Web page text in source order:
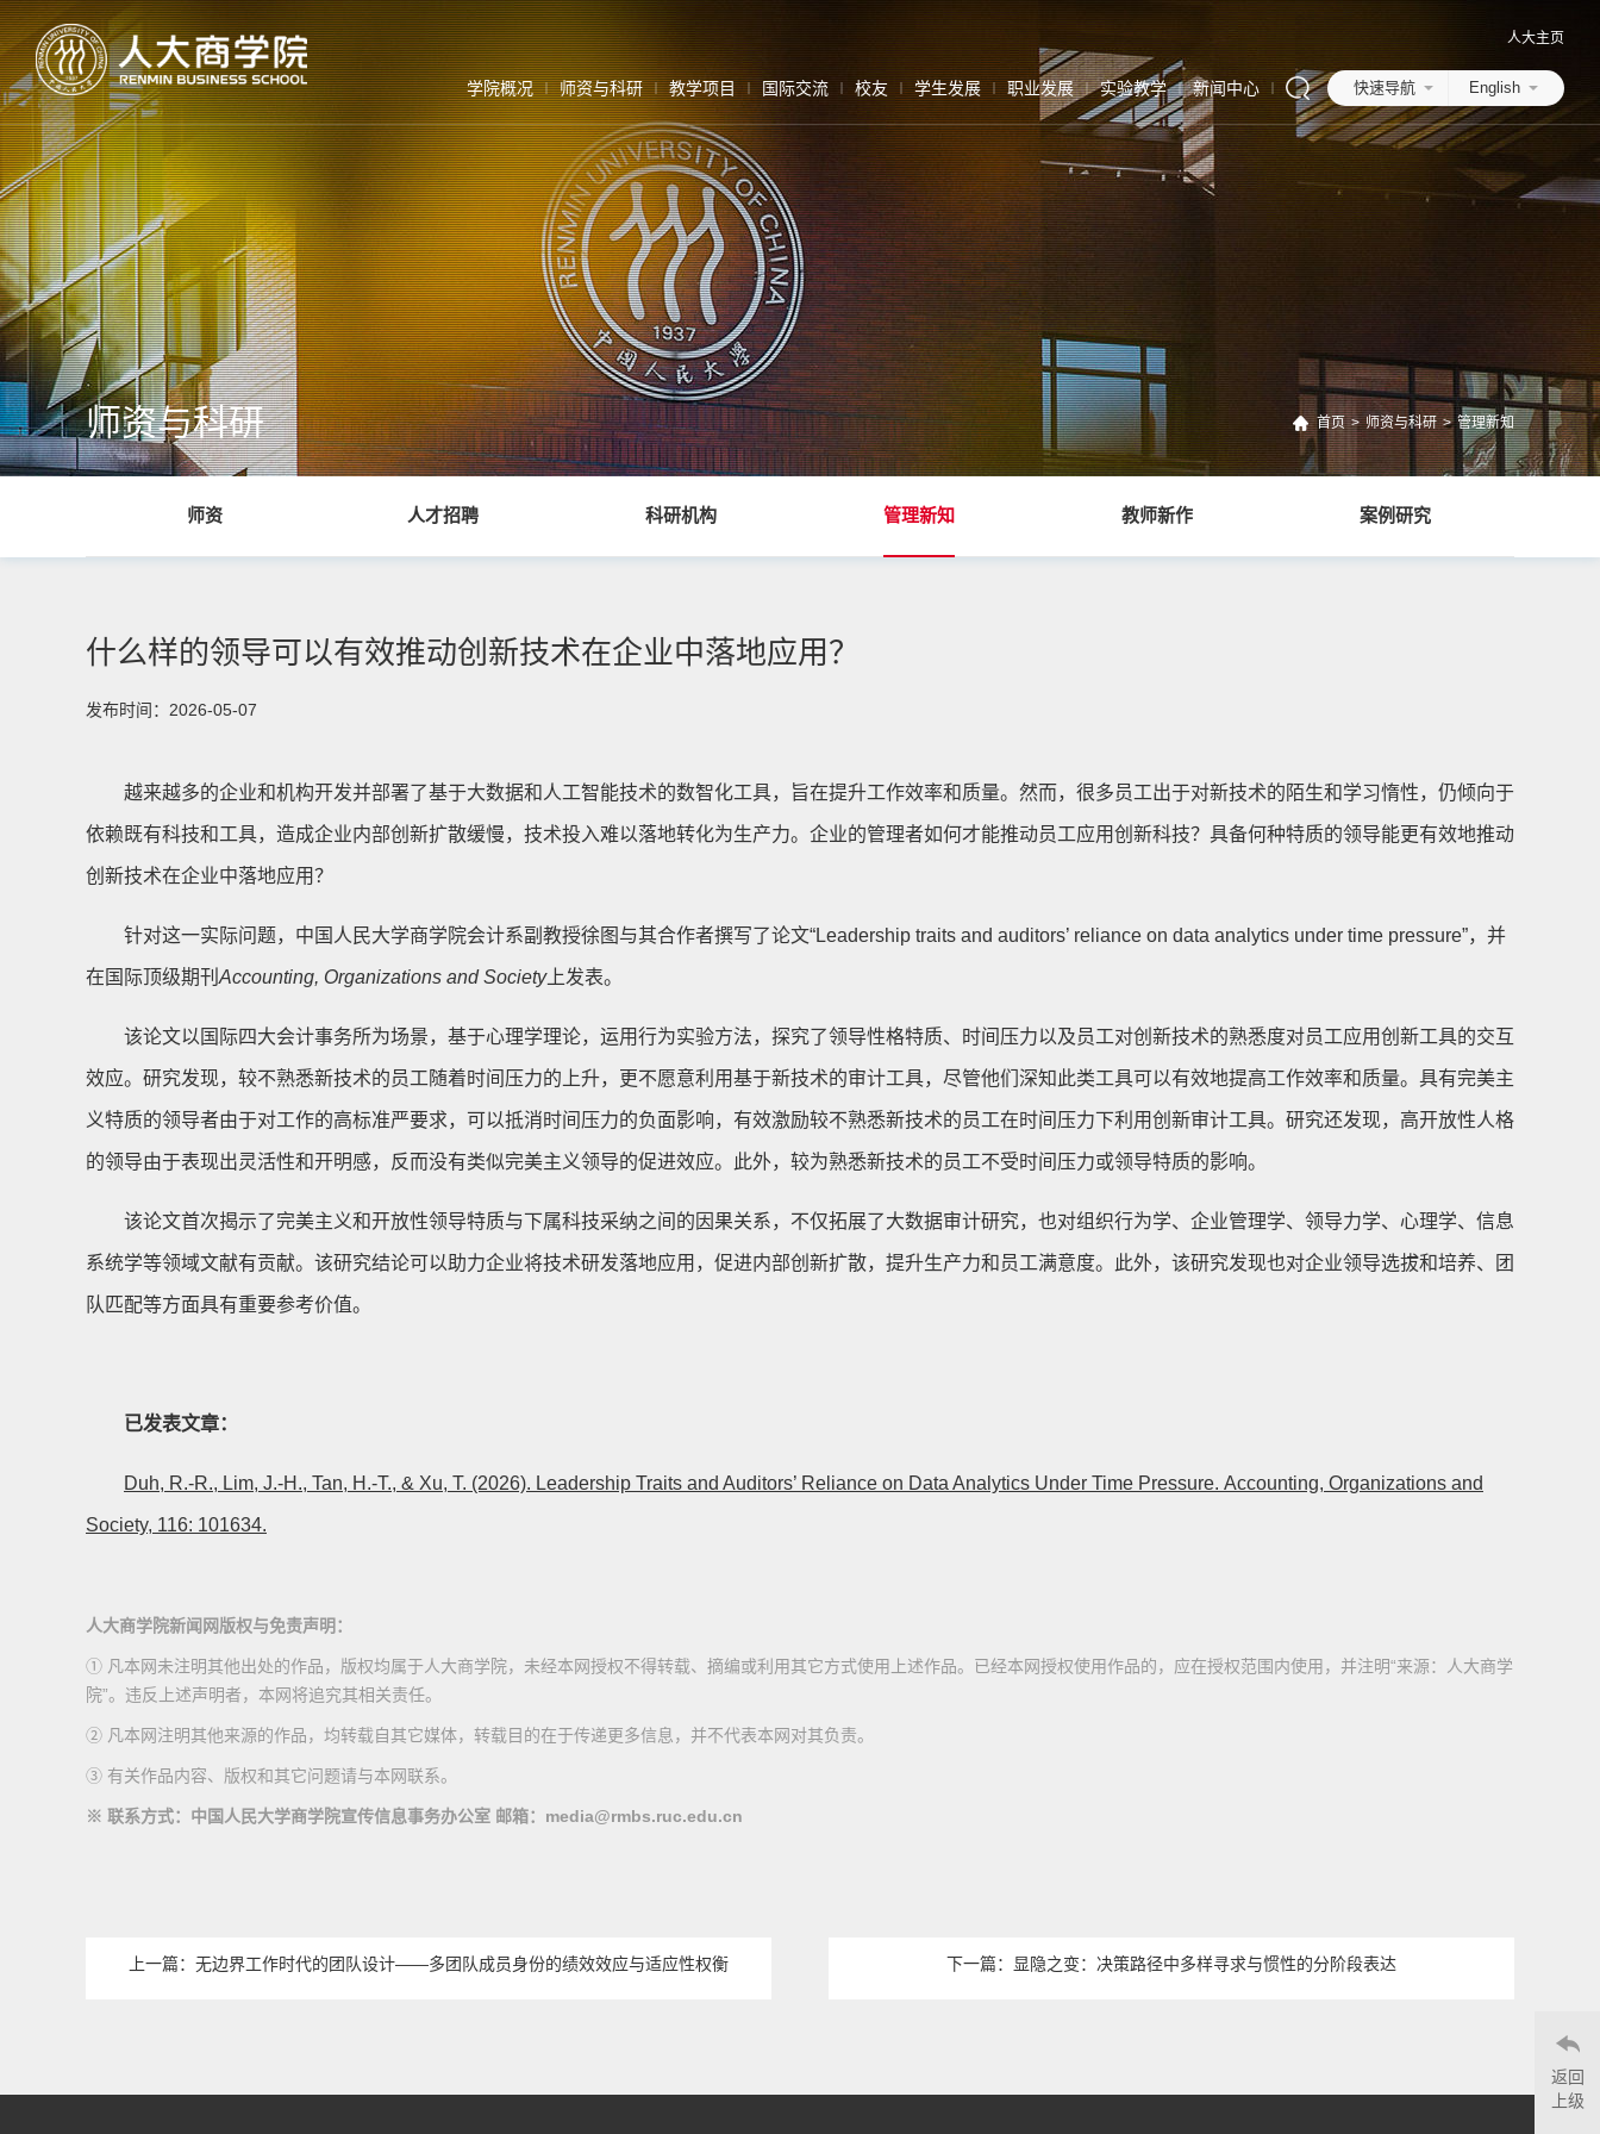
人大主页
学院概况 师资与科研 教学项目 国际交流 校友 学生发展 职业发展 实验教学 新闻中心 快速导航 English
师资与科研 首页 > 师资与科研 > 管理新知
师资 人才招聘 科研机构 管理新知 教师新作 案例研究
什么样的领导可以有效推动创新技术在企业中落地应用？
发布时间：2026-05-07
越来越多的企业和机构开发并部署了基于大数据和人工智能技术的数智化工具，旨在提升工作效率和质量。然而，很多员工出于对新技术的陌生和学习惰性，仍倾向于
依赖既有科技和工具，造成企业内部创新扩散缓慢，技术投入难以落地转化为生产力。企业的管理者如何才能推动员工应用创新科技？具备何种特质的领导能更有效地推动
创新技术在企业中落地应用？
针对这一实际问题，中国人民大学商学院会计系副教授徐图与其合作者撰写了论文“Leadership traits and auditors’ reliance on data analytics under time pressure”，并
在国际顶级期刊 Accounting, Organizations and Society上发表。
该论文以国际四大会计事务所为场景，基于心理学理论，运用行为实验方法，探究了领导性格特质、时间压力以及员工对创新技术的熟悉度对员工应用创新工具的交互
效应。研究发现，较不熟悉新技术的员工随着时间压力的上升，更不愿意利用基于新技术的审计工具，尽管他们深知此类工具可以有效地提高工作效率和质量。具有完美主
义特质的领导者由于对工作的高标准严要求，可以抵消时间压力的负面影响，有效激励较不熟悉新技术的员工在时间压力下利用创新审计工具。研究还发现，高开放性人格
的领导由于表现出灵活性和开明感，反而没有类似完美主义领导的促进效应。此外，较为熟悉新技术的员工不受时间压力或领导特质的影响。
该论文首次揭示了完美主义和开放性领导特质与下属科技采纳之间的因果关系，不仅拓展了大数据审计研究，也对组织行为学、企业管理学、领导力学、心理学、信息
系统学等领域文献有贡献。该研究结论可以助力企业将技术研发落地应用，促进内部创新扩散，提升生产力和员工满意度。此外，该研究发现也对企业领导选拔和培养、团
队匹配等方面具有重要参考价值。
已发表文章：
Duh, R.-R., Lim, J.-H., Tan, H.-T., & Xu, T. (2026). Leadership Traits and Auditors’ Reliance on Data Analytics Under Time Pressure. Accounting, Organizations and
Society, 116: 101634.
人大商学院新闻网版权与免责声明：
① 凡本网未注明其他出处的作品，版权均属于人大商学院，未经本网授权不得转载、摘编或利用其它方式使用上述作品。已经本网授权使用作品的，应在授权范围内使用，并注明“来源：人大商学
院”。违反上述声明者，本网将追究其相关责任。
② 凡本网注明其他来源的作品，均转载自其它媒体，转载目的在于传递更多信息，并不代表本网对其负责。
③ 有关作品内容、版权和其它问题请与本网联系。
※ 联系方式：中国人民大学商学院宣传信息事务办公室 邮箱：media@rmbs.ruc.edu.cn
上一篇：无边界工作时代的团队设计——多团队成员身份的绩效效应与适应性权衡 下一篇：显隐之变：决策路径中多样寻求与惯性的分阶段表达
返回
上级